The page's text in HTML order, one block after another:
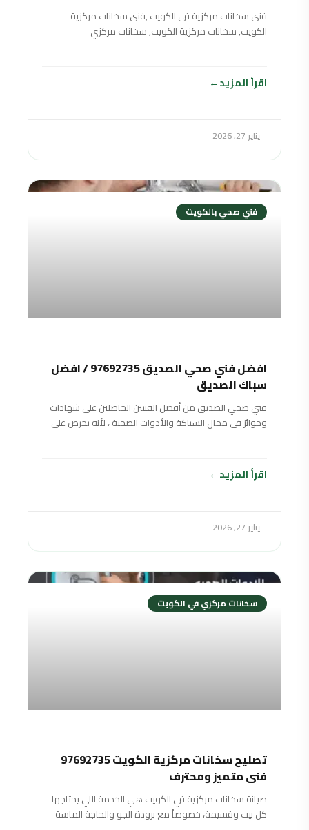
فني سخانات مركزية فى الكويت ,فني سخانات مركزية
الكويت, سخانات مركزية الكويت, سخانات مركزي
اقرأ المزيد
يناير 27, 2026
فني صحي بالكويت
افضل فني صحي الصديق 97692735 / افضل
سباك الصديق
فني صحي الصديق من أفضل الفنيين الحاصلين على شهادات
وجوائز في مجال السباكة والأدوات الصحية ، لأنه يحرص على
الصحية. شرائح المجتمع
اقرأ المزيد
يناير 27, 2026
سخانات مركزي في الكويت
تصليح سخانات مركزية الكويت 97692735
فني متميز ومحترف
صيانة سخانات مركزية في الكويت هي الخدمة اللي يحتاجها
كل بيت وقسيمة، خصوصاً مع برودة الجو والحاجة الماسة